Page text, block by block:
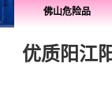
佛山危险品
优质阳江